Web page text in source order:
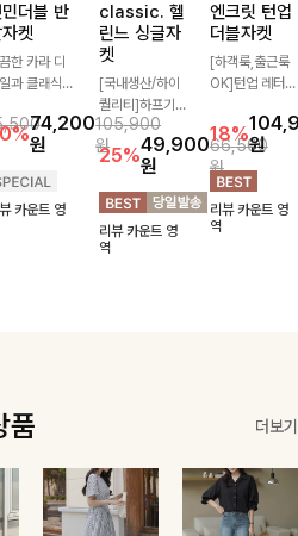
더블 반
켓
한 카라 디
과 클래식한
로 세련된
를 완성한
게 걸쳐주기만
멋스럽게
일링돼요
74,200
원
105,900
원
카운트 영
classic. 헬
린느 싱글자
켓
[국내생산/하이
퀄리티]하프기
장의 부담스럽지
않은 기장으로
클래식이 주는
멋!스탠다드한
핏이 멋스러운,
쾌적하면서 세련
된 무드의 썸머
25%49,900
원
66,500
원
리뷰 카운트 영
역
엔크릿 턴업
더블자켓
[하객룩,출근룩
OK]턴업 레터링
있게 완성된 썸
머 자켓, 더블버
튼 디자인으로
깔끔하고 세련된
무드가 느껴져요
🩶 가볍고 시원
18%원
리뷰 카운트 영
역
품 더보기